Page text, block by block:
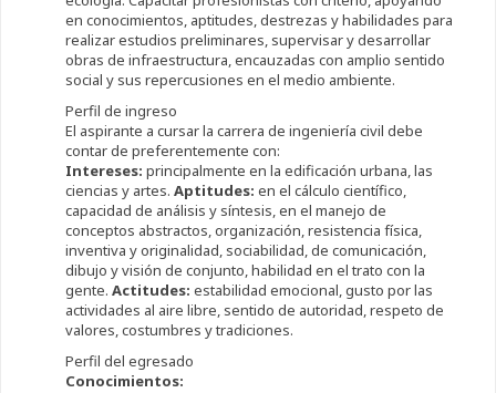
en conocimientos, aptitudes, destrezas y habilidades para
realizar estudios preliminares, supervisar y desarrollar
obras de infraestructura, encauzadas con amplio sentido
social y sus repercusiones en el medio ambiente.
Perfil de ingreso
El aspirante a cursar la carrera de ingeniería civil debe
contar de preferentemente con:
Intereses: principalmente en la edificación urbana, las
ciencias y artes. Aptitudes: en el cálculo científico,
capacidad de análisis y síntesis, en el manejo de
conceptos abstractos, organización, resistencia física,
inventiva y originalidad, sociabilidad, de comunicación,
dibujo y visión de conjunto, habilidad en el trato con la
gente. Actitudes: estabilidad emocional, gusto por las
actividades al aire libre, sentido de autoridad, respeto de
valores, costumbres y tradiciones.
Perfil del egresado
Conocimientos: